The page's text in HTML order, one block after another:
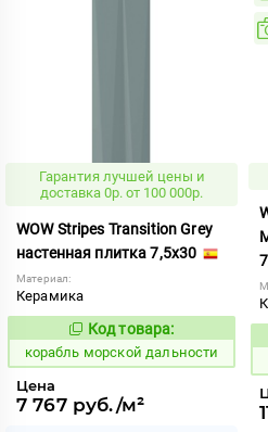
Гарантия лучшей цены и
доставка 0р. от 100 000р.
WOW Stripes Transition Grey
настенная плитка 7,5x30
Материал:
Керамика
773246
Код товара:
корабль морской дальности
Цена
7 767 руб./м²